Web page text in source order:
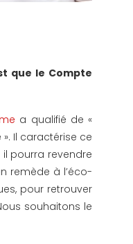
que le Compte
a qualifié de «
Il caractérise ce
pourra revendre
remède à l’éco-
pour retrouver
souhaitons le